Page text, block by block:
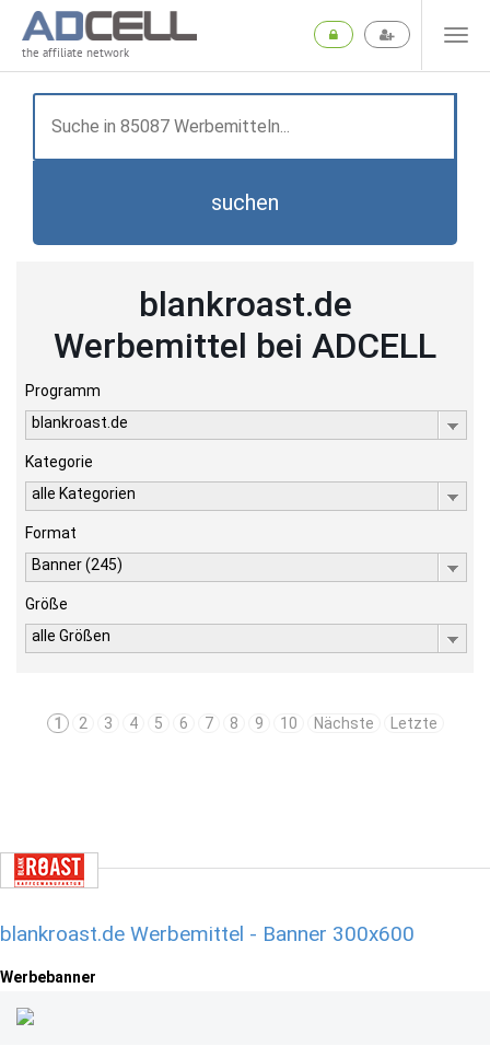
the affiliate network
suchen
blankroast.de
Werbemittel bei ADCELL
Programm
blankroast.de
Kategorie
alle Kategorien
Format
Banner (245)
Größe
alle Größen
1 2 3 4 5 6 7 8 9 10 Nächste Letzte
blankroast.de Werbemittel - Banner 300x600
Werbebanner